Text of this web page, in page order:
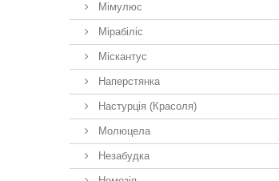
Мімулюс
Мірабіліс
Міскантус
Наперстянка
Настурція (Красоля)
Молюцела
Незабудка